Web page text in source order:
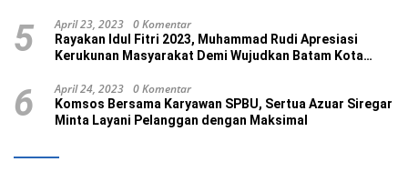
5 April 23, 2023 0 Komentar
Rayakan Idul Fitri 2023, Muhammad Rudi Apresiasi
Kerukunan Masyarakat Demi Wujudkan Batam Kota
6 April 24, 2023 0 Komentar
Komsos Bersama Karyawan SPBU, Sertua Azuar Siregar
Minta Layani Pelanggan dengan Maksimal